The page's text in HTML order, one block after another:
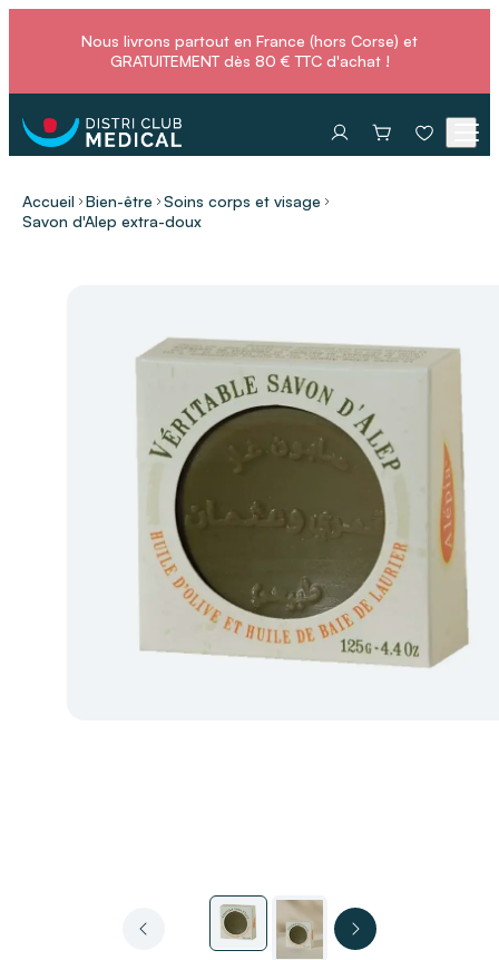
Nous livrons partout en France (hors Corse) et
GRATUITEMENT dès 80 € TTC d'achat !
Accueil Bien-être
Soins corps et visage
Savon d'Alep extra-doux